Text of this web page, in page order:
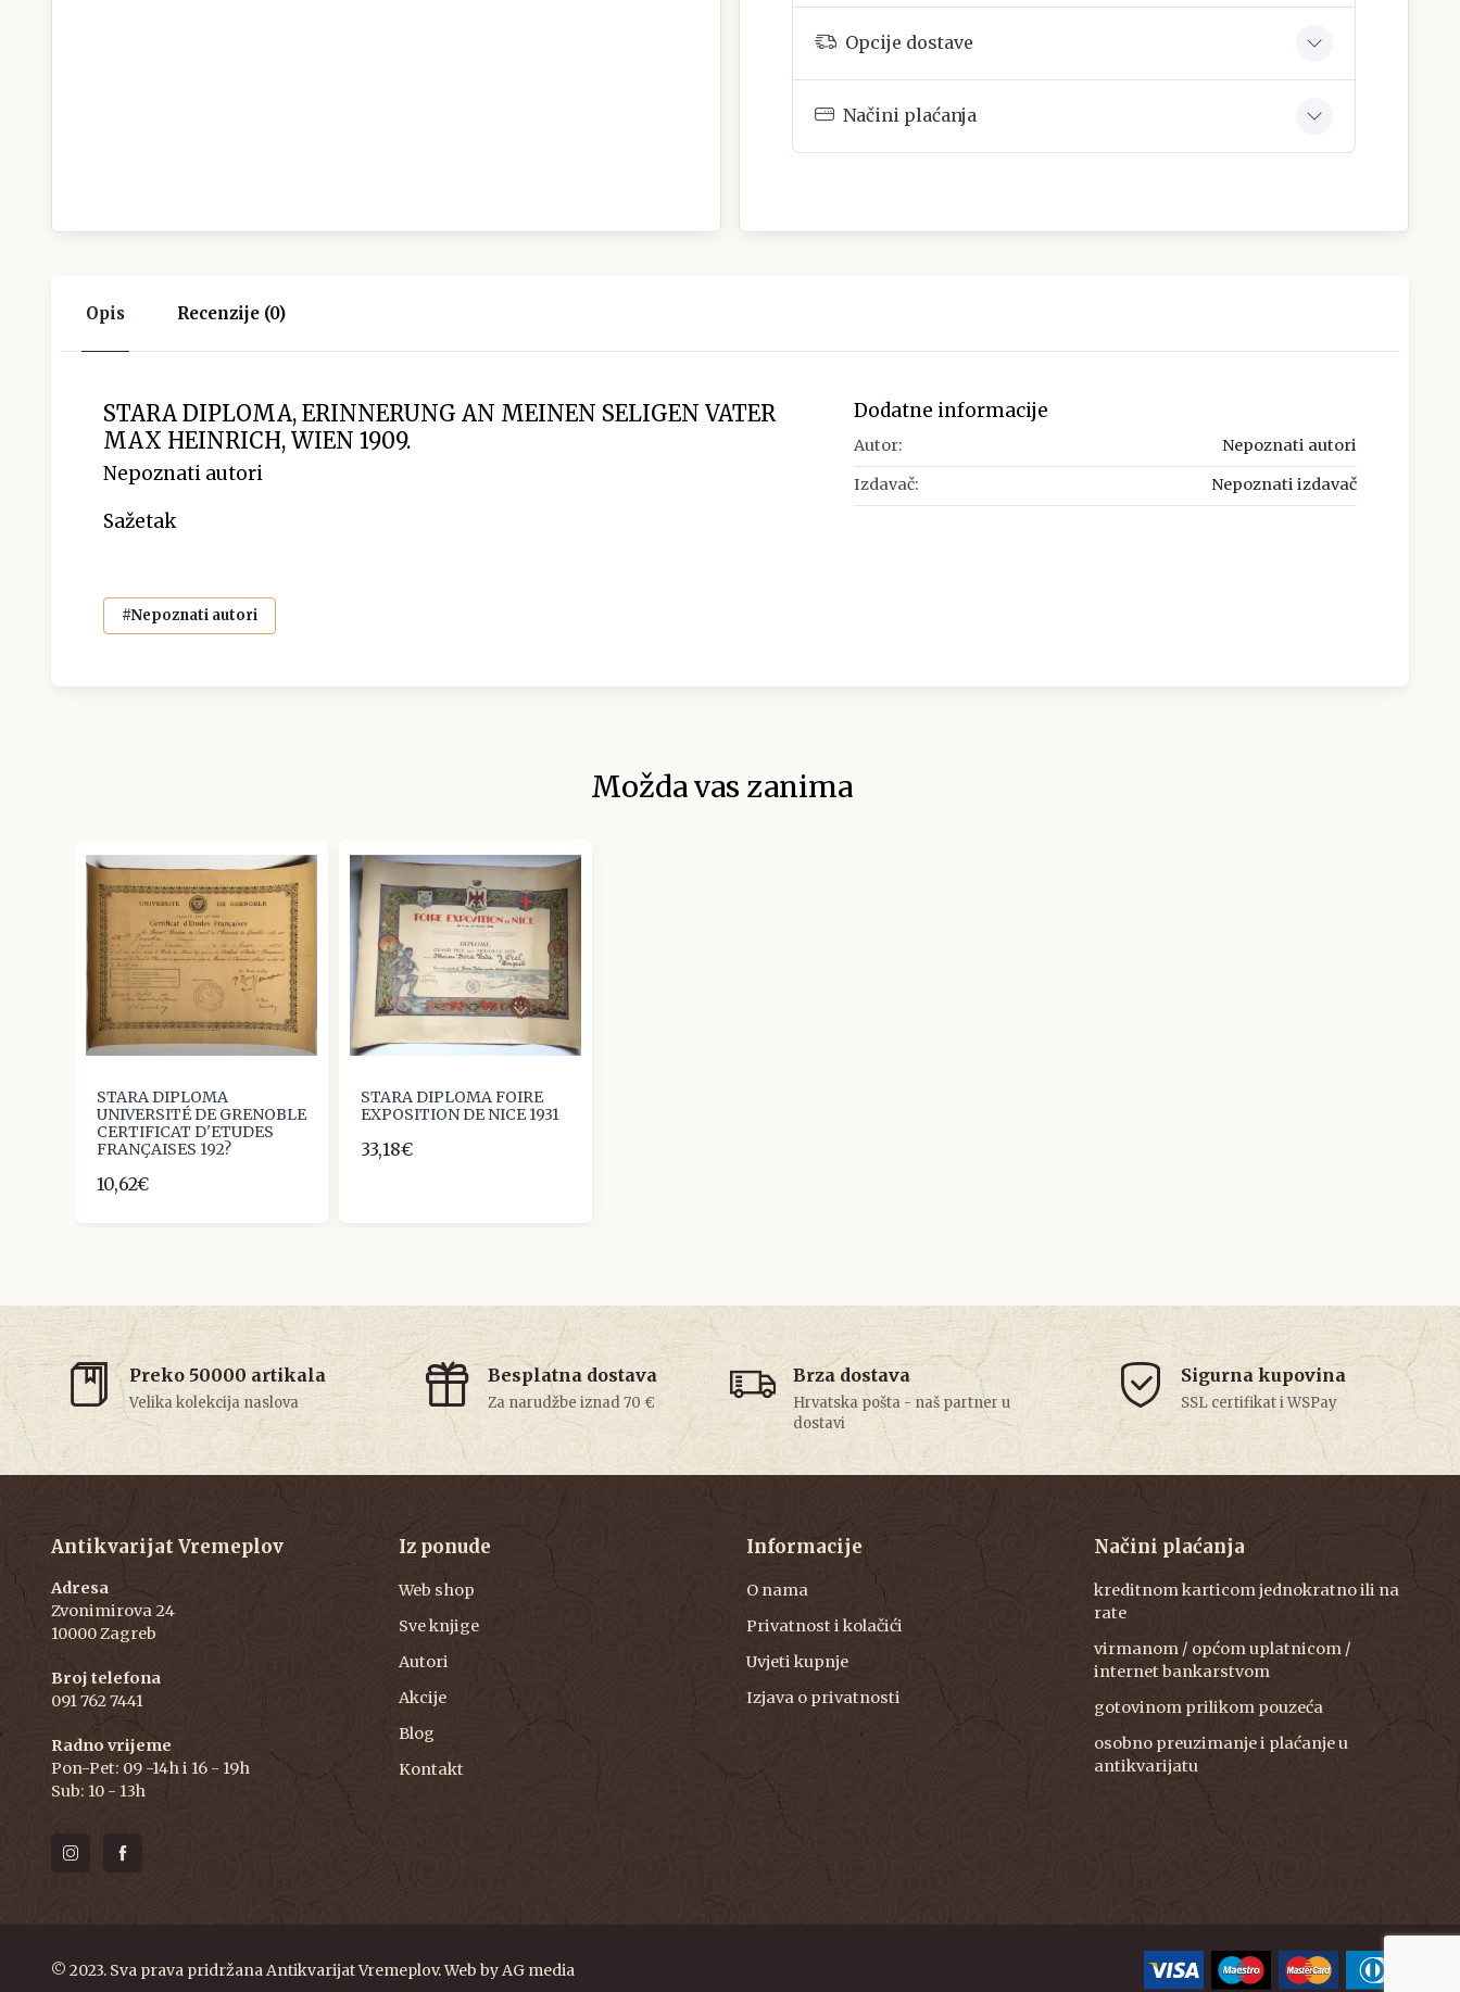
Opcije dostave
Načini plaćanja
Opis Recenzije (0)
STARA DIPLOMA, ERINNERUNG AN MEINEN SELIGEN VATER
MAX HEINRICH, WIEN 1909.
Nepoznati autori
Sažetak
#Nepoznati autori
Dodatne informacije
Autor: Nepoznati autori
Izdavač: Nepoznati izdavač
Možda vas zanima
STARA DIPLOMA
UNIVERSITÉ DE GRENOBLE
CERTIFICAT D'ETUDES
FRANÇAISES 192?
10,62€
STARA DIPLOMA FOIRE
EXPOSITION DE NICE 1931
33,18€
Preko 50000 artikala
Velika kolekcija naslova
Besplatna dostava
Za narudžbe iznad 70 €
Brza dostava
Hrvatska pošta - naš partner u
dostavi
Sigurna kupovina
SSL certifikat i WSPay
Antikvarijat Vremeplov
Adresa
Zvonimirova 24
10000 Zagreb
Broj telefona
091 762 7441
Radno vrijeme
Pon-Pet: 09 -14h i 16 - 19h
Sub: 10 - 13h
Iz ponude
Web shop
Sve knjige
Autori
Akcije
Blog
Kontakt
Informacije
O nama
Privatnost i kolačići
Uvjeti kupnje
Izjava o privatnosti
Načini plaćanja
kreditnom karticom jednokratno ili na
rate
virmanom / općom uplatnicom /
internet bankarstvom
gotovinom prilikom pouzeća
osobno preuzimanje i plaćanje u
antikvarijatu
© 2023. Sva prava pridržana Antikvarijat Vremeplov. Web by AG media